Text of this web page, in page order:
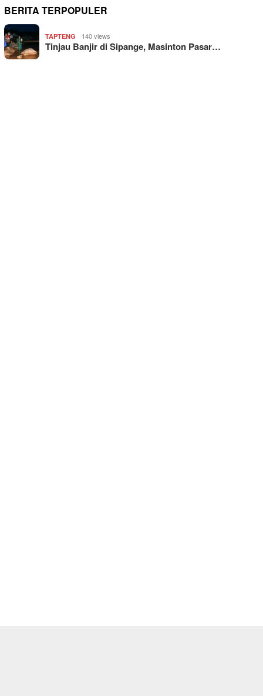
BERITA TERPOPULER
TAPTENG 140 views
Tinjau Banjir di Sipange, Masinton Pasar…